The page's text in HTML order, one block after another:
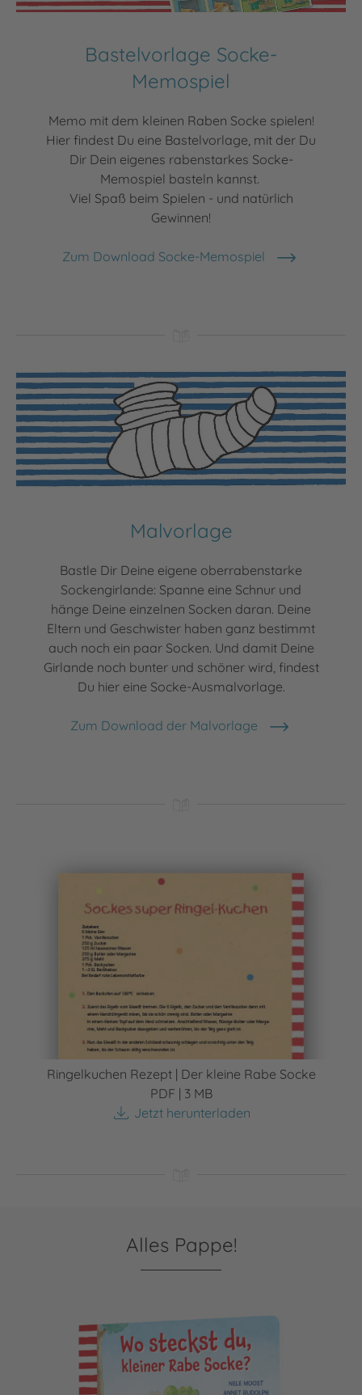
Bastelvorlage Socke-
Memospiel
Memo mit dem kleinen Raben Socke spielen!
Hier findest Du eine Bastelvorlage, mit der Du
Dir Dein eigenes rabenstarkes Socke-
Memospiel basteln kannst.
Viel Spaß beim Spielen - und natürlich
Gewinnen!
Zum Download Socke-Memospiel
Malvorlage
Bastle Dir Deine eigene oberrabenstarke
Sockengirlande: Spanne eine Schnur und
hänge Deine einzelnen Socken daran. Deine
Eltern und Geschwister haben ganz bestimmt
auch noch ein paar Socken. Und damit Deine
Girlande noch bunter und schöner wird, findest
Du hier eine Socke-Ausmalvorlage.
Zum Download der Malvorlage
Ringelkuchen Rezept | Der kleine Rabe Socke
PDF | 3 MB
Jetzt herunterladen
Alles Pappe!